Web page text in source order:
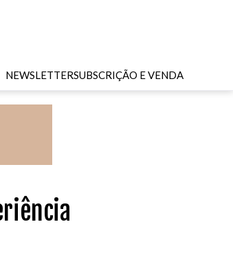
NEWSLETTERSUBSCRIÇÃO E VENDA